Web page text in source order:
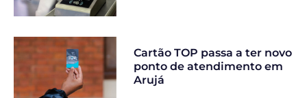
Cartão TOP passa a ter novo
ponto de atendimento em
Arujá